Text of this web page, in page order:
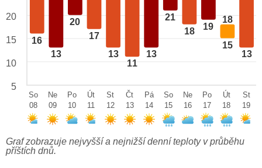
16
13
20
17
13
11
13
21
18 19
18
15
13
20
15
10
5
So
08
Ne
09
Po
10
Út
11
St
12
Čt
13
Pá
14
So
15
Ne
16
Po
17
Út
18
St
19
Graf zobrazuje nejvyšší a nejnižší denní teploty v průběhu
příštích dnů.